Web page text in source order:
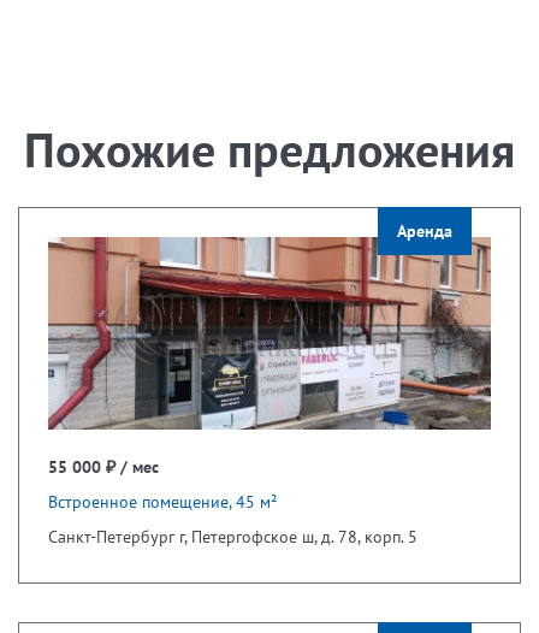
Похожие предложения
Аренда
55 000 ₽ / мес
Встроенное помещение, 45 м²
Санкт-Петербург г, Петергофское ш, д. 78, корп. 5